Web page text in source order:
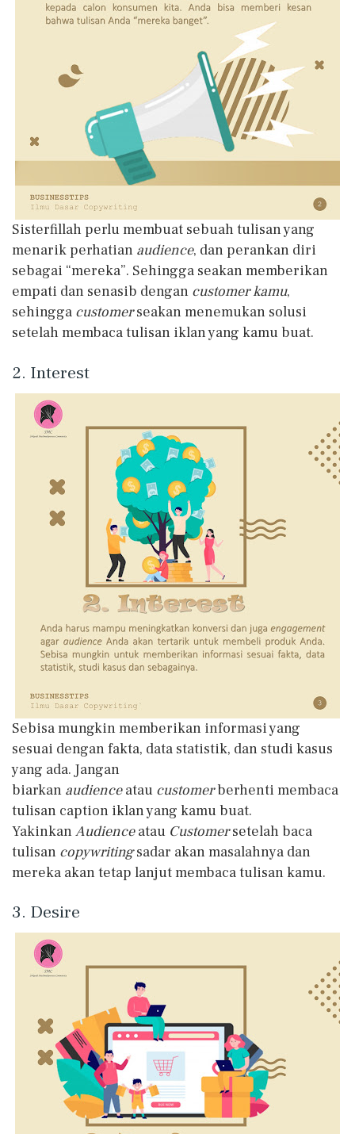
Sisterfillah perlu membuat sebuah tulisan yang
menarik perhatian audience, dan perankan diri
sebagai “mereka”. Sehingga seakan memberikan
empati dan senasib dengan customer kamu,
sehingga customerseakan menemukan solusi
setelah membaca tulisan iklan yang kamu buat.
2. Interest
Sebisa mungkin memberikan informasi yang
sesuai dengan fakta, data statistik, dan studi kasus
yang ada. Jangan
biarkan audienceatau customerberhenti membaca
tulisan caption iklan yang kamu buat.
YakinkanAudienceatau Customersetelah baca
tulisan copywritingsadar akan masalahnya dan
mereka akan tetap lanjut membaca tulisan kamu.
3. Desire